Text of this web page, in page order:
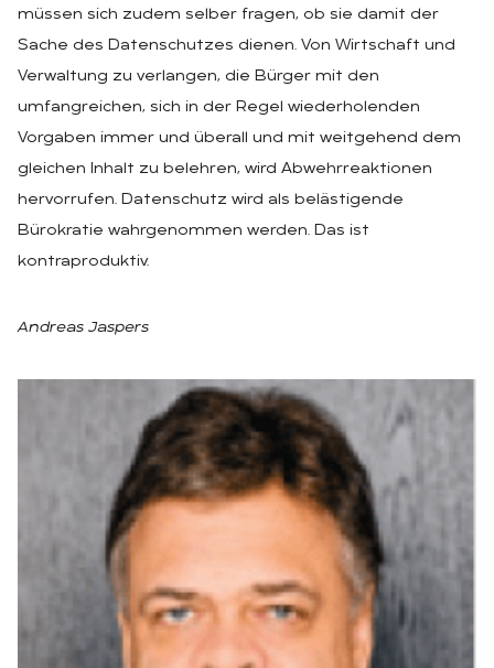
müssen sich zudem selber fragen, ob sie damit der
Sache des Datenschutzes dienen. Von Wirtschaft und
Verwaltung zu verlangen, die Bürger mit den
umfangreichen, sich in der Regel wiederholenden
Vorgaben immer und überall und mit weitgehend dem
gleichen Inhalt zu belehren, wird Abwehrreaktionen
hervorrufen. Datenschutz wird als belästigende
Bürokratie wahrgenommen werden. Das ist
kontraproduktiv.
Andreas Jaspers